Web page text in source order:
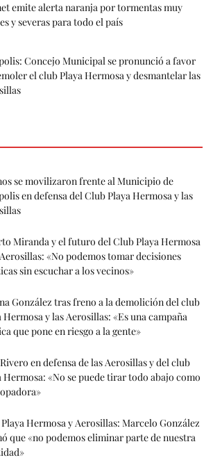
emite alerta naranja por tormentas muy
y severas para todo el país
Concejo Municipal se pronunció a favor
el club Playa Hermosa y desmantelar las
se movilizaron frente al Municipio de
en defensa del Club Playa Hermosa y las
Miranda y el futuro del Club Playa Hermosa
«No podemos tomar decisiones
sin escuchar a los vecinos»
González tras freno a la demolición del club
Hermosa y las Aerosillas: «Es una campaña
que pone en riesgo a la gente»
en defensa de las Aerosillas y del club
Hermosa: «No se puede tirar todo abajo como
Hermosa y Aerosillas: Marcelo González
que «no podemos eliminar parte de nuestra